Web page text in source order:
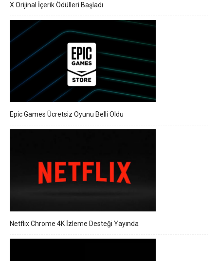
X Orijinal İçerik Ödülleri Başladı
Epic Games Ücretsiz Oyunu Belli Oldu
Netflix Chrome 4K İzleme Desteği Yayında